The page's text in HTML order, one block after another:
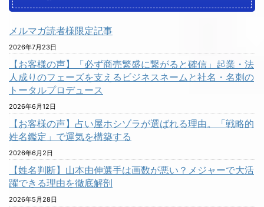
メルマガ読者様限定記事
2026年7月23日
【お客様の声】「必ず商売繁盛に繋がると確信」起業・法
人成りのフェーズを支えるビジネスネームと社名・名刺の
トータルプロデュース
2026年6月12日
【お客様の声】占い屋ホシゾラが選ばれる理由。「戦略的
姓名鑑定」で運気を構築する
2026年6月2日
【姓名判断】山本由伸選手は画数が悪い？メジャーで大活
躍できる理由を徹底解剖
2026年5月28日